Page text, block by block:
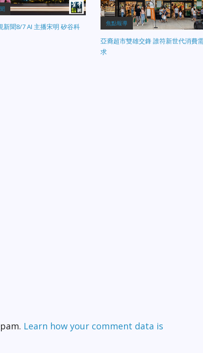
新聞8/7 AI 主播宋明 矽谷科
焦點報導
亞裔超市雙雄交鋒 誰符新世代消費
求
Learn how your comment data is